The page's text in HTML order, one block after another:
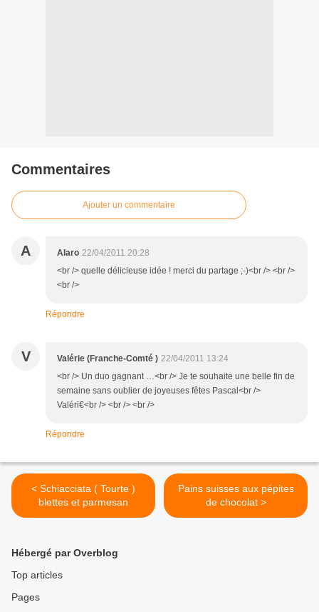
Commentaires
Ajouter un commentaire
A Alaro 22/04/2011 20:28
<br /> quelle délicieuse idée ! merci du partage ;-)<br /> <br />
<br />
Répondre
V Valérie (Franche-Comté ) 22/04/2011 13:24
<br /> Un duo gagnant …<br /> Je te souhaite une belle fin de
semaine sans oublier de joyeuses fêtes Pascal<br />
Valéri€<br /> <br /> <br />
Répondre
< Schiacciata ( Tourte )
blettes et parmesan
Pains suisses aux pépites
de chocolat >
Hébergé par Overblog
Top articles
Pages